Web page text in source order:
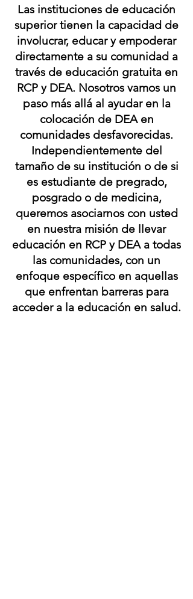
Las instituciones de educación
superior tienen la capacidad de
involucrar, educar y empoderar
directamente a su comunidad a
través de educación gratuita en
RCP y DEA. Nosotros vamos un
paso más allá al ayudar en la
colocación de DEA en
comunidades desfavorecidas.
Independientemente del
tamaño de su institución o de si
es estudiante de pregrado,
posgrado o de medicina,
queremos asociarnos con usted
en nuestra misión de llevar
educación en RCP y DEA a todas
las comunidades, con un
enfoque específico en aquellas
que enfrentan barreras para
acceder a la educación en salud.